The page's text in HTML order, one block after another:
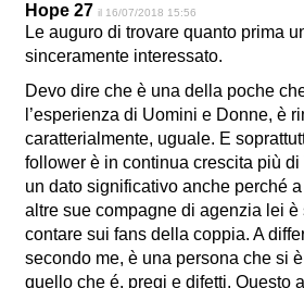
Hope 27 il 16/07/2018 15:56
Le auguro di trovare quanto prima
sinceramente interessato.
Devo dire che è una della poche
l’esperienza di Uomini e Donne, è
caratterialmente, uguale. E
follower è in continua crescita più
un dato significativo anche perché
altre sue compagne di agenzia lei è
contare sui fans della coppia. A
secondo me, è una persona che si
quello che é, pregi e difetti. Questo